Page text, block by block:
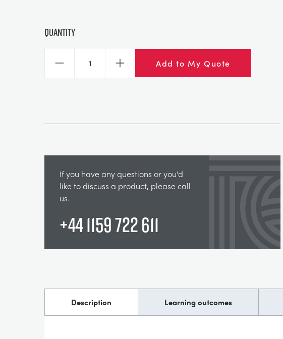
Quantity
Decrease Increase Add to My Quote
If you have any questions or you'd
like to discuss a product, please call
us.
+44 1159 722 611
Description Learning outcomes